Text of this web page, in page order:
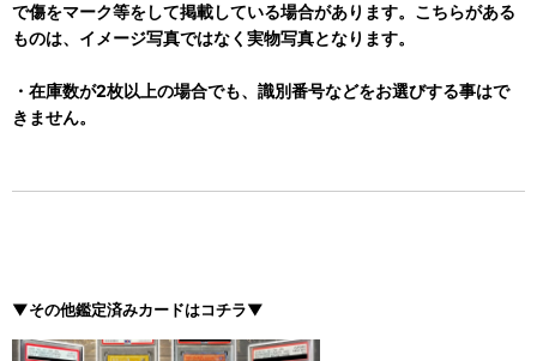
で傷をマーク等をして掲載している場合があります。こちらがある
ものは、イメージ写真ではなく実物写真となります。
・在庫数が2枚以上の場合でも、識別番号などをお選びする事はで
きません。
▼その他鑑定済みカードはコチラ▼